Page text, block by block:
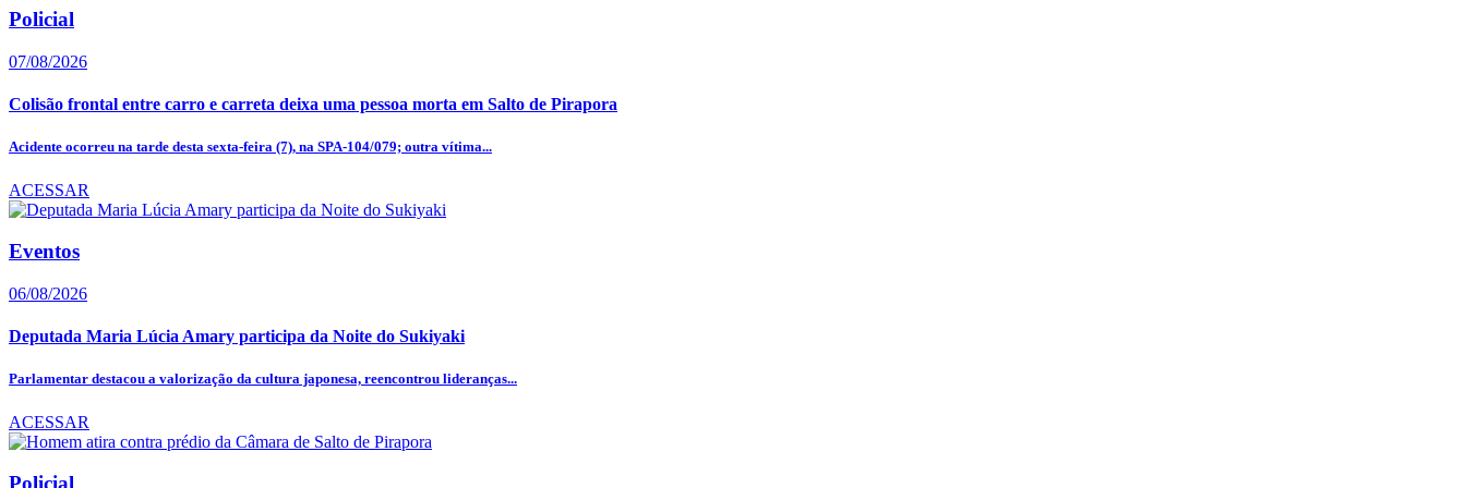
Policial
07/08/2026
Colisão frontal entre carro e carreta deixa uma pessoa morta em Salto de Pirapora
Acidente ocorreu na tarde desta sexta-feira (7), na SPA-104/079; outra vítima...
ACESSAR
Eventos
06/08/2026
Deputada Maria Lúcia Amary participa da Noite do Sukiyaki
Parlamentar destacou a valorização da cultura japonesa, reencontrou lideranças...
ACESSAR
Policial